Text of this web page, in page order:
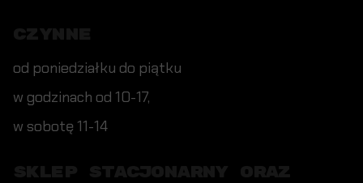
od poniedziałku do piątku
w godzinach od 10-17,
w sobotę 11-14